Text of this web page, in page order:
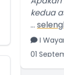
...
I
01